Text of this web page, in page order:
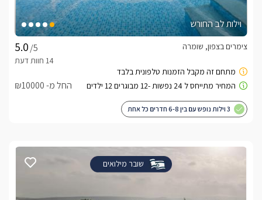
וילות לב החורש
/5
צימרים בצפון, שומרה
החל מ- ₪10000
3 וילות נופש עם בין 6-8 חדרים כל אחת
שובר מילואים